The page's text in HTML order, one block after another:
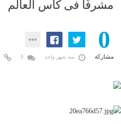
مشرفًا فى كأس العالم
0
مشاركة منذ شهر واحد